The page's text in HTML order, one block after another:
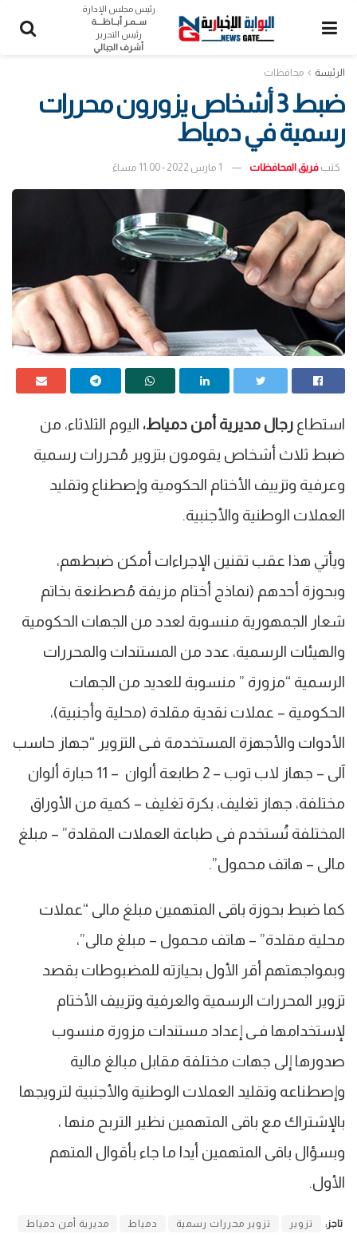
رئيس مجلس الإدارة
ســمـر أبــاظــــة
رئيس التحرير
أشرف الجبالي
الرئيسة محافظات
ضبط 3 أشخاص يزورون محررات
رسمية في دمياط
كتب فريق المحافظات 1 مارس 2022 - 11:00 مساءً
استطاع رجال مديرية أمن دمياط، اليوم الثلاثاء، من
ضبط ثلاث أشخاص يقومون بتزوير مُحررات رسمية
وعرفية وتزييف الأختام الحكومية وإصطناع وتقليد
العملات الوطنية والأجنبية.
ويأتي هذا عقب تقنين الإجراءات أمكن ضبطهم،
وبحوزة أحدهم (نماذج أختام مزيفة مُصطنعة بخاتم
شعار الجمهورية منسوبة لعدد من الجهات الحكومية
والهيئات الرسمية، عدد من المستندات والمحررات
الرسمية “مزورة ” منسوبة للعديد من الجهات
الحكومية – عملات نقدية مقلدة (محلية وأجنبية)،
الأدوات والأجهزة المستخدمة فـى التزوير “جهاز حاسب
آلى – جهاز لاب توب – 2 طابعة ألوان – 11 حبارة ألوان
مختلفة، جهاز تغليف، بكرة تغليف – كمية من الأوراق
المختلفة تُستخدم فى طباعة العملات المقلدة” – مبلغ
مالى – هاتف محمول”.
كما ضبط بحوزة باقى المتهمين مبلغ مالى “عملات
محلية مقلدة” – هاتف محمول – مبلغ مالى”،
وبمواجهتهم أقر الأول بحيازته للمضبوطات بقصد
تزوير المحررات الرسمية والعرفية وتزييف الأختام
لإستخدامها فـى إعداد مستندات مزورة منسوب
صدورها إلى جهات مختلفة مقابل مبالغ مالية
وإصطناعه وتقليد العملات الوطنية والأجنبية لترويجها
بالإشتراك مع باقى المتهمين نظير التربح منها ،
وبسؤال باقى المتهمين أيدا ما جاء بأقوال المتهم
الأول.
تاجز: تزوير تزوير محررات رسمية دمياط مديرية أمن دمياط